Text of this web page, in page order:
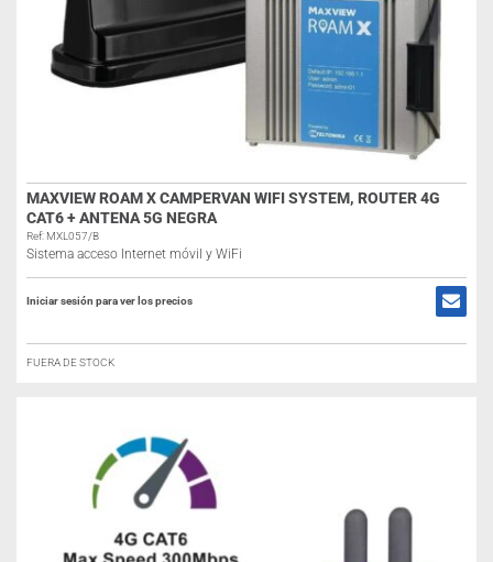
MAXVIEW ROAM X CAMPERVAN WIFI SYSTEM, ROUTER 4G
CAT6 + ANTENA 5G NEGRA
Ref: MXL057/B
Sistema acceso Internet móvil y WiFi
Iniciar sesión para ver los precios
FUERA DE STOCK